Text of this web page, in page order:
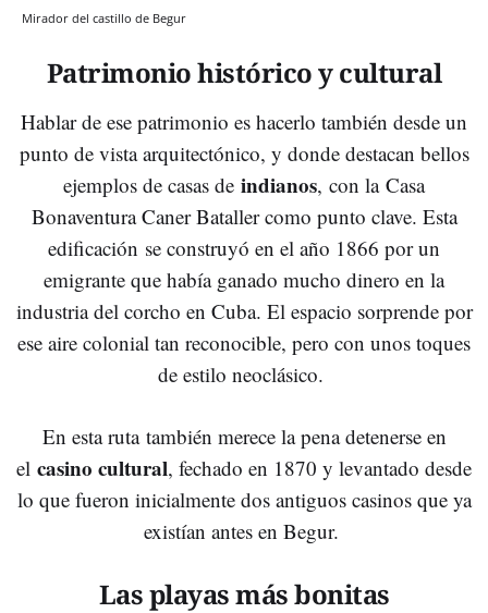
Mirador del castillo de Begur
Patrimonio histórico y cultural
Hablar de ese patrimonio es hacerlo también desde un
punto de vista arquitectónico, y donde destacan bellos
ejemplos de casas de indianos, con la Casa
Bonaventura Caner Bataller como punto clave. Esta
edificación se construyó en el año 1866 por un
emigrante que había ganado mucho dinero en la
industria del corcho en Cuba. El espacio sorprende por
ese aire colonial tan reconocible, pero con unos toques
de estilo neoclásico.
En esta ruta también merece la pena detenerse en
el casino cultural, fechado en 1870 y levantado desde
lo que fueron inicialmente dos antiguos casinos que ya
existían antes en Begur.
Las playas más bonitas